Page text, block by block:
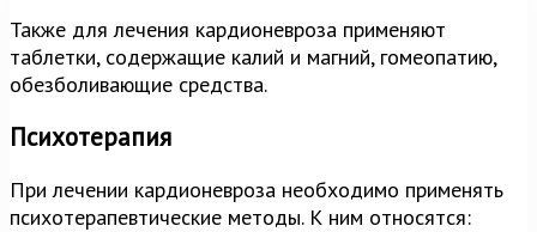
Также для лечения кардионевроза применяют
таблетки, содержащие калий и магний, гомеопатию,
обезболивающие средства.
Психотерапия
При лечении кардионевроза необходимо применять
психотерапевтические методы. К ним относятся: